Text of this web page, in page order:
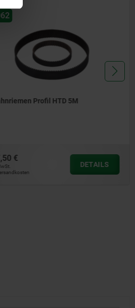
für Zahnriemen Profil
€
DETAILS